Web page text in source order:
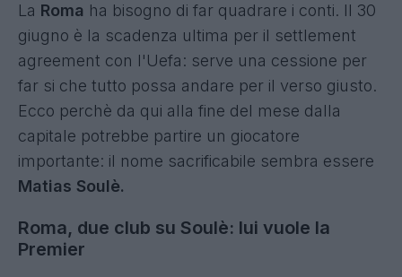
La Roma ha bisogno di far quadrare i conti. Il 30
giugno è la scadenza ultima per il settlement
agreement con l'Uefa: serve una cessione per
far si che tutto possa andare per il verso giusto.
Ecco perchè da qui alla fine del mese dalla
capitale potrebbe partire un giocatore
importante: il nome sacrificabile sembra essere
Matias Soulè.
Roma, due club su Soulè: lui vuole la
Premier